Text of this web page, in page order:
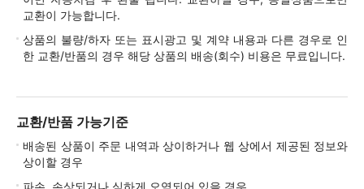
교환이 가능합니다.
상품의 불량/하자 또는 표시광고 및 계약 내용과 다른 경우로 인
한 교환/반품의 경우 해당 상품의 배송(회수) 비용은 무료입니다.
교환/반품 가능기준
배송된 상품이 주문 내역과 상이하거나 웹 상에서 제공된 정보와
상이할 경우